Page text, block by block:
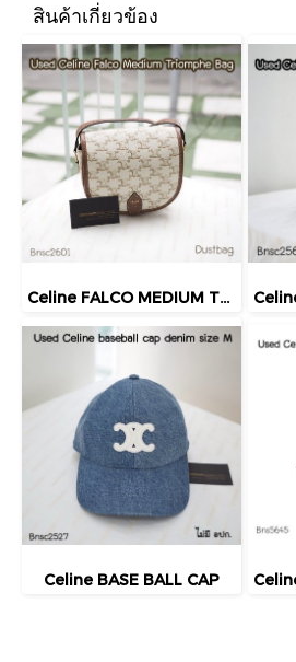
สินค้าเกี่ยวข้อง
Celine FALCO MEDIUM TRIOMPHE BAG 2021
Celine BASE BALL CAP